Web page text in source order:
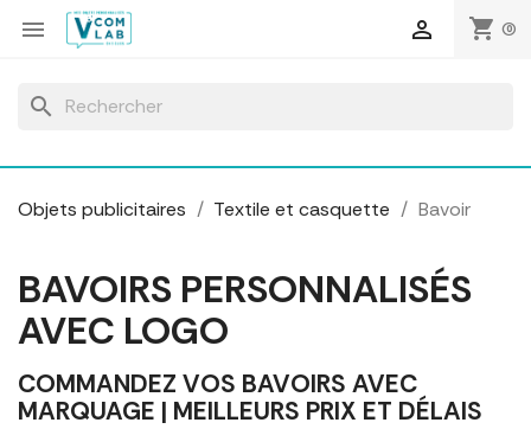
 shopping_cart (0)

search
Objets publicitaires Textile et casquette Bavoir
BAVOIRS PERSONNALISÉS
AVEC LOGO
COMMANDEZ VOS BAVOIRS AVEC
MARQUAGE | MEILLEURS PRIX ET DÉLAIS
Panneau de gestion des cookies